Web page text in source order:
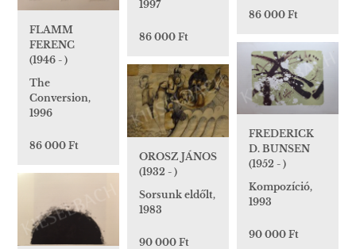
1997
86 000 Ft
86 000 Ft
FLAMM
FERENC
(1946 - )
The
Conversion,
1996
86 000 Ft
FREDERICK
D. BUNSEN
(1952 - )
Kompozíció,
1993
90 000 Ft
OROSZ JÁNOS
(1932 - )
Sorsunk eldőlt,
1983
90 000 Ft